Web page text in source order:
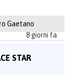
Gaetano
8 giorni fa
STAR